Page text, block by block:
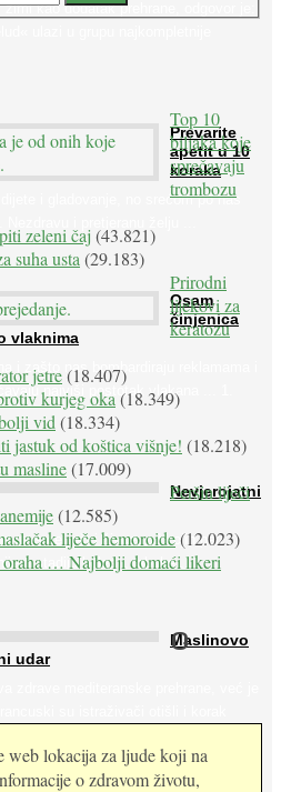
kao dodatak prehrane, odgovor je:
Prevarite
apetit u 10
koraka
i gladovanje, no srećom po nas
Nezdravu i pretjeranu želju ...
Osam
činjenica
vlaknima
i zašto nas bombardiraju reklamama i
najviši postotak vlakana ... 1.
Nevjerojatni
uz srce, oči i živce, od kojih pati
stadiju bolesti, jabuke ...
Maslinovo
udar
zdrave mediteranske prehrane, već je
Top 10
biljaka koje
sprečavaju
trombozu
zeleni čaj(43.821)
suha usta (29.183)
Prirodni
lijekovi za
keratozu
jetre(18.407)
kurjeg oka (18.349)
vid (18.334)
jastuk od koštica višnje! (18.218)
masline(17.009)
Peršin liječi
(12.585)
liječe hemoroide(12.023)
… Najbolji domaći likeri
O
web lokacija za ljude koji na
o zdravom životu,